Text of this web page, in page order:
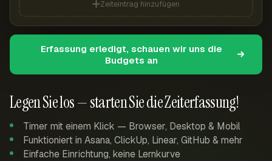
Legen Sie los — starten Sie die Zeiterfassung!
Timer mit einem Klick — Browser, Desktop & Mobil
Funktioniert in Asana, ClickUp, Linear, GitHub & mehr
Einfache Einrichtung, keine Lernkurve
Zeiteintrag hinzufügen
Erfassung erledigt, schauen wir uns die
Budgets an